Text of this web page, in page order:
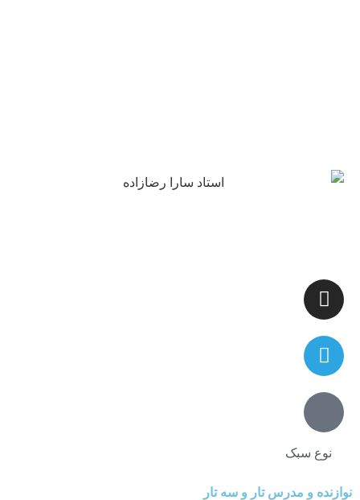
نوع سبک
نوازنده و مدرس تار و سه تار